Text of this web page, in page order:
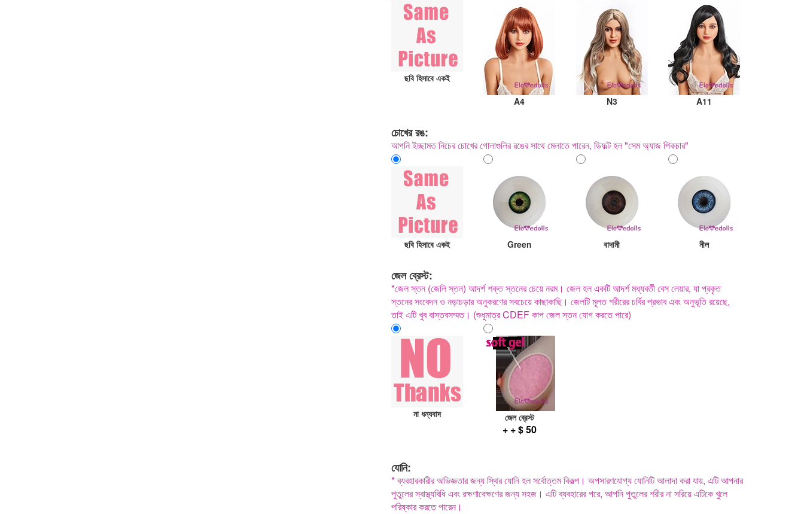
ছবি হিসাবে একই
A4
N3 A11
চোখের রঙ:
আপনি ইচ্ছামত নিচের চোখের গোলাগুলির রঙের সাথে মেলাতে পারেন, ডিফল্ট হল "সেম অ্যাজ পিকচার"
ছবি হিসাবে একই Green বাদামী নীল
জেল ব্রেস্ট:
*জেল স্তন (জেলি স্তন) আদর্শ শক্ত স্তনের চেয়ে নরম। জেল হল একটি আদর্শ মধ্যবর্তী বেস লেয়ার, যা প্রকৃত
স্তনের সংবেদন ও নড়াচড়ার অনুকরণের সবচেয়ে কাছাকাছি। জেলটি মূলত শরীরের চর্বির প্রভাব এবং অনুভূতি রয়েছে,
তাই এটি খুব বাস্তবসম্মত। (শুধুমাত্র CDEF কাপ জেল স্তন যোগ করতে পারে)
না ধন্যবাদ জেল ব্রেস্ট
+ + $ 50
যোনি:
* ব্যবহারকারীর অভিজ্ঞতার জন্য স্থির যোনি হল সর্বোত্তম বিকল্প। অপসারণযোগ্য যোনিটি আলাদা করা যায়, এটি আপনার
পুতুলের স্বাস্থ্যবিধি এবং রক্ষণাবেক্ষণের জন্য সহজ। এটি ব্যবহারের পরে, আপনি পুতুলের শরীর না সরিয়ে এটিকে খুলে
পরিষ্কার করতে পারেন।